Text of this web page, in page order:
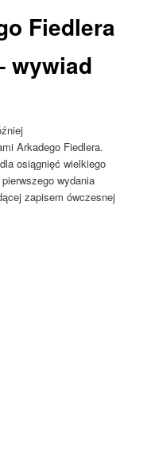
Fiedlera
wywiad
Arkadego Fiedlera.
osiągnięć wielkiego
wydania
zapisem ówczesnej